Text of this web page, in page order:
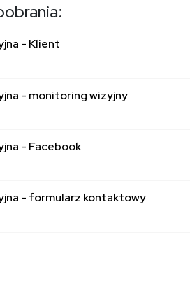
- Klient
- monitoring wizyjny
- Facebook
- formularz kontaktowy